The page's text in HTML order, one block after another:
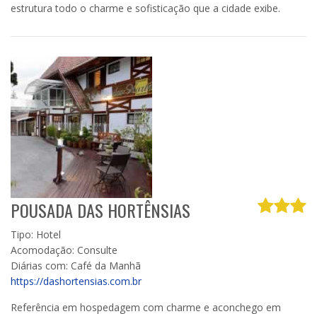
estrutura todo o charme e sofisticação que a cidade exibe.
POUSADA DAS HORTÊNSIAS
Tipo: Hotel
Acomodação: Consulte
Diárias com: Café da Manhã
https://dashortensias.com.br
Referência em hospedagem com charme e aconchego em